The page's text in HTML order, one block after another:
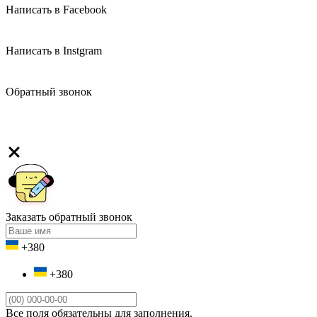
Написать в Facebook
Написать в Instgram
Обратный звонок
Заказать обратный звонок
+380
+380
Все поля обязательны для заполнения.